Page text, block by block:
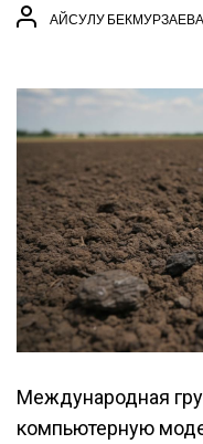
АЙСУЛУ БЕКМУРЗАЕВА
Международная
компьютерную